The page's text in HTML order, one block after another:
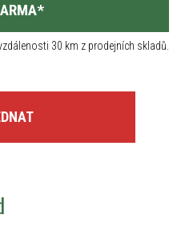
*
30 km z prodejních skladů.